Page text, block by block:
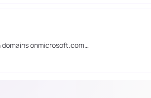
domains onmicrosoft.com…